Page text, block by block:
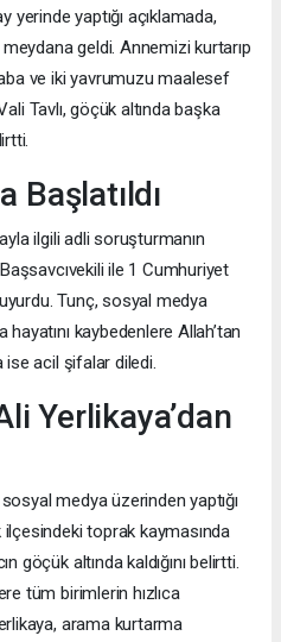
yerinde yaptığı açıklamada,
meydana geldi. Annemizi kurtarıp
ve iki yavrumuzu maalesef
Tavlı, göçük altında başka
Başlatıldı
ilgili adli soruşturmanın
ile 1 Cumhuriyet
Tunç, sosyal medya
hayatını kaybedenlere Allah’tan
ise acil şifalar diledi.
Yerlikaya’dan
medya üzerinden yaptığı
ilçesindeki toprak kaymasında
göçük altında kaldığını belirtti.
tüm birimlerin hızlıca
arama kurtarma